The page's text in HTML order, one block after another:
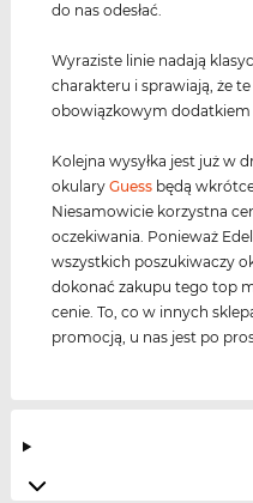
do nas odesłać.
Wyraziste linie nadają
charakteru i sprawiają, że
obowiązkowym dodatkiem
Kolejna wysyłka jest już w
okularyGuess będą
Niesamowicie korzystna
oczekiwania. Ponieważ
wszystkich poszukiwaczy
dokonać zakupu tego top
cenie. To, co w innych
promocją, u nas jest po